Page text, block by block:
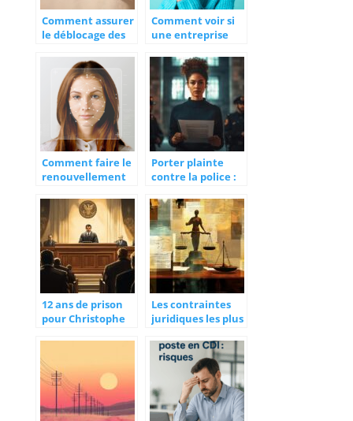
Comment assurer
le déblocage des
succession chez le
notaire ?
Comment voir si
une entreprise
Comment faire le
renouvellement
vol de votre carte
d’identite ?
Porter plainte
contre la police :
pour faire valoir
vos droits face
aux abus
12 ans de prison
pour Christophe
redéfinit la
stratégie anti-
drogue à Nice
Les contraintes
juridiques les plus
entreprise :
Comment
protéger vos
salariés ?